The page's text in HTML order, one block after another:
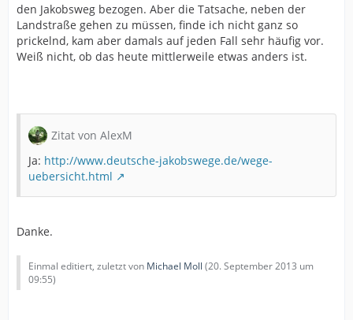
den Jakobsweg bezogen. Aber die Tatsache, neben der
Landstraße gehen zu müssen, finde ich nicht ganz so
prickelnd, kam aber damals auf jeden Fall sehr häufig vor.
Weiß nicht, ob das heute mittlerweile etwas anders ist.
Zitat von AlexM
Ja: http://www.deutsche-jakobswege.de/wege-
uebersicht.html
Danke.
Einmal editiert, zuletzt von Michael Moll (20. September 2013 um
09:55)